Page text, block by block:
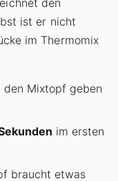
ist er nicht
im Thermomix
Mixtopf geben
im ersten
braucht etwas